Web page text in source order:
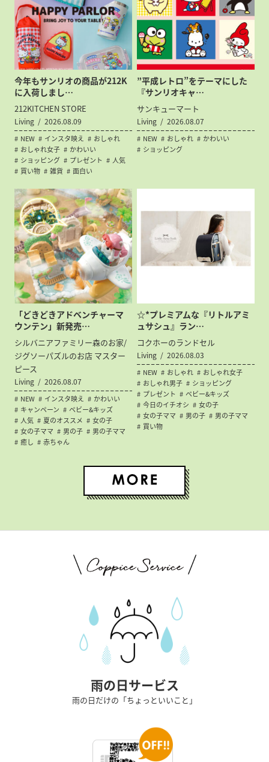
今年もサンリオの商品が212K
に入荷しまし…
212KITCHEN STORE
Living 2026.08.09
NEW インスタ映え
おしゃれ
おしゃれ女子
かわいい
ショッピング
プレゼント
人気
買い物
雑貨 面白い
”平成レトロ”をテーマにした
『サンリオキャ…
サンキューマート
Living 2026.08.07
NEW おしゃれ
かわいい
ショッピング
「どきどきアドベンチャーマ
ウンテン」新発売…
シルバニアファミリー森のお家/
ジグソーパズルのお店 マスター
ピース
Living 2026.08.07
NEW インスタ映え
かわいい
キャンペーン
ベビー&キッズ
人気
夏のオススメ
女の子
女の子ママ
男の子
男の子ママ
癒し
赤ちゃん
☆*プレミアムな『リトルアミ
ュサシュ』ラン…
コクホーのランドセル
Living 2026.08.03
NEW おしゃれ
おしゃれ女子
おしゃれ男子
ショッピング
プレゼント
ベビー&キッズ
今日のイチオシ
女の子
女の子ママ
男の子
男の子ママ
買い物
雨の日サービス
雨の日だけの「ちょっといいこと」